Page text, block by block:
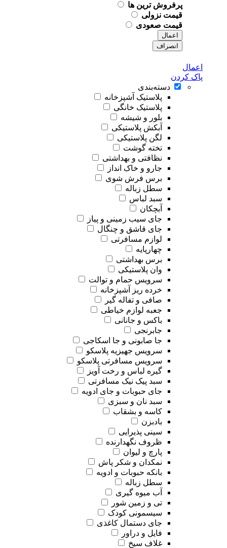
پرفروش ترین ها
قیمت نزولی
قیمت صعودی
اعمال
انصراف
اعمال
پاک کردن
دسته‌بندی
پلاستیک آشپزخانه
پلاستیک خانگی
بلور و شیشه
آبکش پلاستیکی
لگن پلاستیکی
تخته گوشت
نظافتی و بهداشتی
جارو و خاک انداز
برس فرش شوی
سطل زباله
سبد لباس
آبچکان
جای سیب زمینی و پیاز
جای قاشق و چنگال
لوازم مسافرتی
چهارپایه
برس بهداشتی
وان پلاستیکی
سرویس حمام و توالت
خرده ریز آشپزخانه
صافی و تفاله گیر
جعبه لوازم خیاطی
باکس و جانانی
جابرنجی
جا صابونی و جا اسکاجی
سرویس جهیزیه پلاسکو
سرویس مسافرتی پلاسکو
گیره لباس و رخت آویز
سبد پیک نیک مسافرتی
جای حبوبات و جای ادویه
سبد نان و سبزی
کاسه و بشقاب
بادبزن
سینی پذیرایی
ظروف نگهدارنده
پارچ و لیوان
نمکدان و شکر پاش
بانکه حبوبات و ادویه
سطل زباله
آب میوه گیری
تی و زمین شور
سیسمونی کودک
جای دستمال کاغذی
فایل و دراور
غلاف سیخ